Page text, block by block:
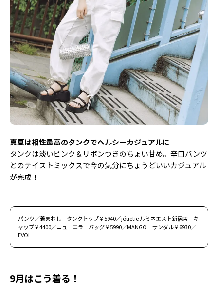
真夏は相性最高のタンクでヘルシーカジュアルに
タンクは淡いピンク＆リボンつきのちょい甘め。辛口パンツ
とのテイストミックスで今の気分にちょうどいいカジュアル
が完成！
パンツ／着まわし タンクトップ￥5940／jóuetie ルミネエスト新宿店 キ
ャップ￥4400／ニューエラ バッグ￥5990／MANGO サンダル￥6930／
EVOL
9月はこう着る！